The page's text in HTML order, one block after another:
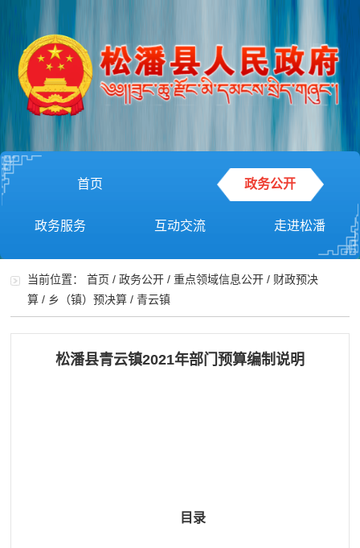
首页 政务公开
政务服务 互动交流 走进松潘
当前位置：首页 /政务公开 /重点领域信息公开 / 财政预决
算 / 乡（镇）预决算 /青云镇
松潘县青云镇2021年部门预算编制说明
目录